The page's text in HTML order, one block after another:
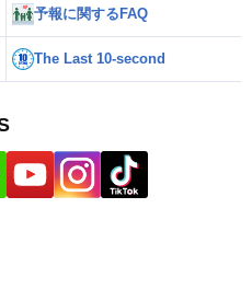
予報に関するFAQ
The Last 10-second